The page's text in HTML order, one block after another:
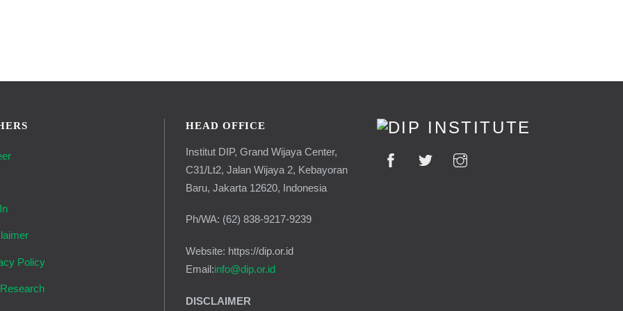
Policy
HEAD OFFICE
Institut DIP, Grand Wijaya Center,
C31/Lt2, Jalan Wijaya 2, Kebayoran
Baru, Jakarta 12620, Indonesia
Ph/WA: (62) 838-9217-9239
Website: https://dip.or.id
Email:info@dip.or.id
DISCLAIMER